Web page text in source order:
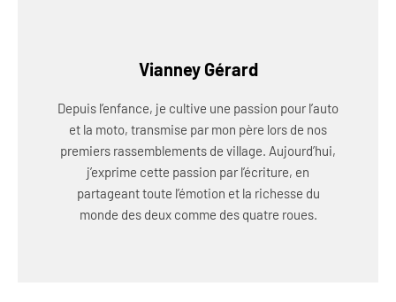
Vianney Gérard
Depuis l’enfance, je cultive une passion pour l’auto
et la moto, transmise par mon père lors de nos
premiers rassemblements de village. Aujourd’hui,
j’exprime cette passion par l’écriture, en
partageant toute l’émotion et la richesse du
monde des deux comme des quatre roues.